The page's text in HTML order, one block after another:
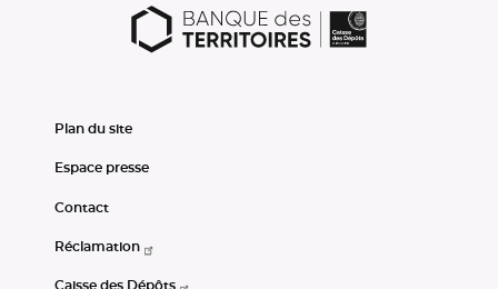
Plan du site
Espace presse
Contact
Réclamation
Caisse des Dépôts